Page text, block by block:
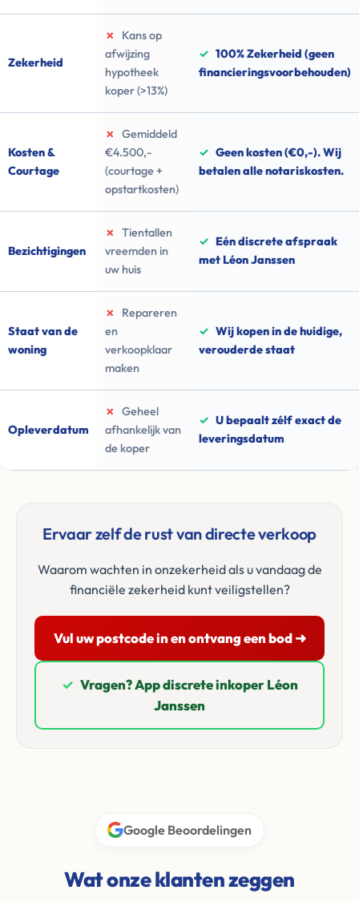
Zekerheid
✗
Kans op
afwijzing
hypotheek
koper (>13%)
✓ 100% Zekerheid (geen
financieringsvoorbehouden)
Kosten &
Courtage
✗
Gemiddeld
€4.500,-
(courtage +
opstartkosten)
✓ Geen kosten (€0,-). Wij
betalen alle notariskosten.
Bezichtigingen
✗
Tientallen
vreemden in
uw huis
✓ Eén discrete afspraak
met Léon Janssen
Staat van de
woning
✗
Repareren
en
verkoopklaar
maken
✓ Wij kopen in de huidige,
verouderde staat
Opleverdatum
✗
Geheel
afhankelijk van
de koper
✓ U bepaalt zélf exact de
leveringsdatum
Ervaar zelf de rust van directe verkoop
Waarom wachten in onzekerheid als u vandaag de
financiële zekerheid kunt veiligstellen?
Vul uw postcode in en ontvang een bod ➜
✓ Vragen? App discrete inkoper Léon
Janssen
Google Beoordelingen
Wat onze klanten zeggen